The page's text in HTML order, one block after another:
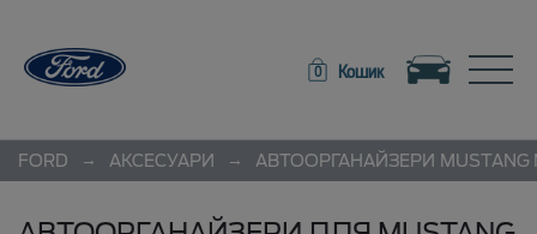
0 Кошик Toggle navigation
FORD → АКСЕСУАРИ → АВТООРГАНАЙЗЕРИ MUSTANG